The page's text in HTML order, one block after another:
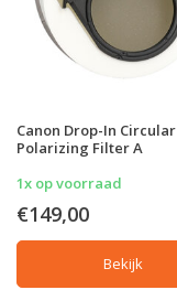
Canon Drop-In Circular
Polarizing Filter A
1x op voorraad
€149,00
Bekijk